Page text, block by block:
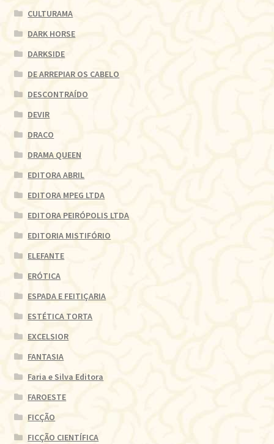
CULTURAMA
DARK HORSE
DARKSIDE
DE ARREPIAR OS CABELO
DESCONTRAÍDO
DEVIR
DRACO
DRAMA QUEEN
EDITORA ABRIL
EDITORA MPEG LTDA
EDITORA PEIRÓPOLIS LTDA
EDITORIA MISTIFÓRIO
ELEFANTE
ERÓTICA
ESPADA E FEITIÇARIA
ESTÉTICA TORTA
EXCELSIOR
FANTASIA
Faria e Silva Editora
FAROESTE
FICÇÃO
FICÇÃO CIENTÍFICA